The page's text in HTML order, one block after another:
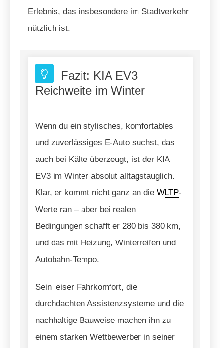
Erlebnis, das insbesondere im Stadtverkehr
nützlich ist.
Fazit: KIA EV3
Reichweite im Winter
Wenn du ein stylisches, komfortables
und zuverlässiges E-Auto suchst, das
auch bei Kälte überzeugt, ist der KIA
EV3 im Winter absolut alltagstauglich.
Klar, er kommt nicht ganz an die WLTP-
Werte ran – aber bei realen
Bedingungen schafft er 280 bis 380 km,
und das mit Heizung, Winterreifen und
Autobahn-Tempo.
Sein leiser Fahrkomfort, die
durchdachten Assistenzsysteme und die
nachhaltige Bauweise machen ihn zu
einem starken Wettbewerber in seiner